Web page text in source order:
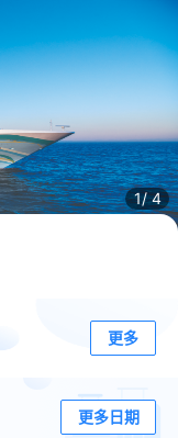
1/4
更多
更多日期